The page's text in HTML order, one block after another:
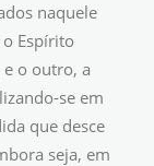
naquele
Espírito
o outro, a
se em
que desce
seja, em